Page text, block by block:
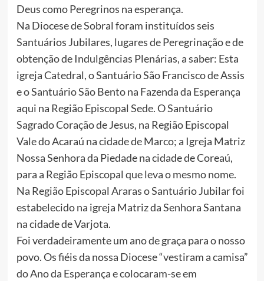
Deus como Peregrinos na esperança.
Na Diocese de Sobral foram instituídos seis
Santuários Jubilares, lugares de Peregrinação e de
obtenção de Indulgências Plenárias, a saber: Esta
igreja Catedral, o Santuário São Francisco de Assis
e o Santuário São Bento na Fazenda da Esperança
aqui na Região Episcopal Sede. O Santuário
Sagrado Coração de Jesus, na Região Episcopal
Vale do Acaraú na cidade de Marco; a Igreja Matriz
Nossa Senhora da Piedade na cidade de Coreaú,
para a Região Episcopal que leva o mesmo nome.
Na Região Episcopal Araras o Santuário Jubilar foi
estabelecido na igreja Matriz da Senhora Santana
na cidade de Varjota.
Foi verdadeiramente um ano de graça para o nosso
povo. Os fiéis da nossa Diocese “vestiram a camisa”
do Ano da Esperança e colocaram-se em